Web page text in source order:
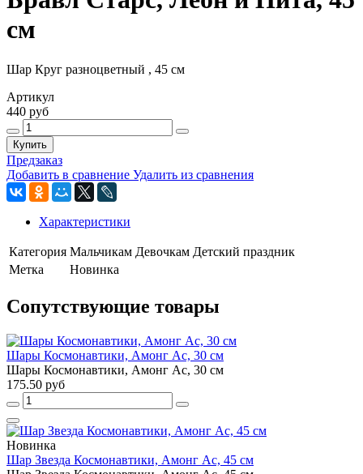
см
Шар Круг разноцветный , 45 см
Артикул
440 руб
Купить
Предзаказ
Добавить в сравнение Удалить из сравнения
Характеристики
Категория Мальчикам Девочкам Детский праздник
Метка
Новинка
Сопутствующие товары
Шары Космонавтики, Амонг Ас, 30 см
Шары Космонавтики, Амонг Ас, 30 см
175.50 руб
Новинка
Шар Звезда Космонавтики, Амонг Ас, 45 см